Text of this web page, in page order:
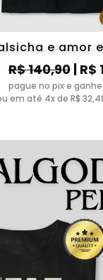
e amor
R$ 140,90| R$
pague no pix e ganhe
em até 4x de R$